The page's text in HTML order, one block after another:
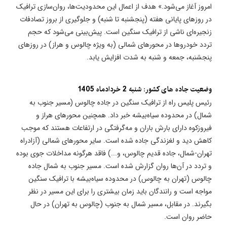
امروز آغاز می‌شود.» هدف از اعمال این محدودیت‌ها، روان‌سازی ترافیک
در روزهای پایانی هفته (پنجشنبه تا شنبه) و جلوگیری از بروز تصادفات
زنجیره‌ای ناشی از ترافیک سنگین است. پیش‌بینی می‌شود که حجم
تردد خودروها در محورهای شمالی (به ویژه چالوس و هراز) در روزهای
پنجشنبه، جمعه و شنبه به شدت افزایش یابد.
وضعیت جاده های کشور: شنبه 2 خردادماه 1405
رئیس پلیس راه از ترافیک سنگین در جاده چالوس (مسیر جنوب به
شمال) در محدوده سیاه‌بیشه خبر داد. همچنین محورهای هراز و
فیروزکوه دارای بارش باران و مه‌گرفتگی در ارتفاعات هستند که موجب
کاهش دید و لغزندگی جاده شده است. سایر محورهای شمالی (آزادراه
تهران-شمال، جاده قدیم چالوس، و...) فاقد هرگونه مداخلات جوی بوده
و تردد در آن‌ها روان گزارش شده است. مسیر جنوب به شمال جاده
چالوس (تهران به چالوس) در محدوده سیاه‌بیشه با ترافیک سنگین
مواجه است و رانندگان باید زمان بیشتری را برای این مسیر در نظر
بگیرند. در مقابل، مسیر شمال به جنوب (چالوس به تهران) در حال
حاضر روان است.